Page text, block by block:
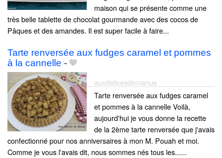
maison qui se présente comme une
très belle tablette de chocolat gourmande avec des cocos de
Pâques et des amandes. Il est super facile à faire...
Tarte renversée aux fudges caramel et pommes
à la cannelle -
auxdelicesdemanue
Tarte renversée aux fudges caramel
et pommes à la cannelle Voilà,
aujourd'hui je vous donne la recette
de la 2ème tarte renversée que j'avais
confectionné pour nos anniversaires à mon M. Pouah et moi.
Comme je vous l'avais dit, nous sommes nés tous les......